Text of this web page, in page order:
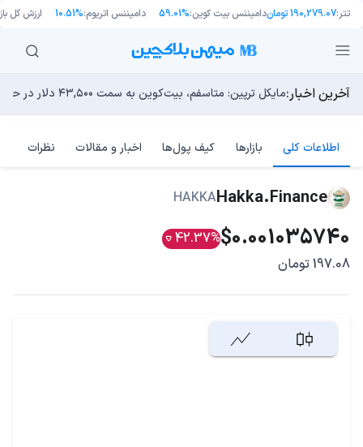
تتر:190,279.07 تومان دامیننس بیت کوین:59.01% دامیننس اتریوم:10.51% ارزش کل
آخرین اخبار:مایکل ترپین: متاسفم، بیت‌کوین به سمت ۴۳,۵۰۰ دلار در حال سقوط است
توسعه‌دهندگان بیت‌کوین ۸۵ باگ بحرانی را در یک وضعیت «فوق‌العاده بد» شناسایی کردند
اوج‌گیری طلا با تقاضای چین؛ چرا قیمت بیت کوین در ۶۴ هزار دلار درجا می‌زند؟
بدترین نمودار برای گاوهای بیت کوین؛ آیا دوران رالی‌های
انتقال ۶۶ میلیون دلاری بیت کوین توسط مایکرواستراتژی؛ آیا فشار فروش جدیدی در راه است؟
اطلاعات کلی بازارها کیف پول‌ها اخبار و مقالات نظرات
Hakka.Finance
HAKKA
$0.001035740
42.37%
197.08 تومان